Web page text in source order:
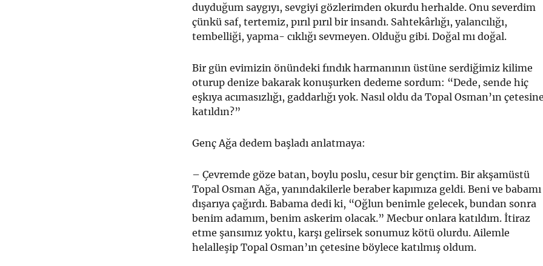
duyduğum saygıyı, sevgiyi gözlerimden okurdu herhalde. Onu severdim
çünkü saf, tertemiz, pırıl pırıl bir insandı. Sahtekârlığı, yalancılığı,
tembelliği, yapma- cıklığı sevmeyen. Olduğu gibi. Doğal mı doğal.
Bir gün evimizin önündeki fındık harmanının üstüne ser­diğimiz kilime
oturup denize bakarak konuşurken dede­me sordum: “Dede, sende hiç
eşkıya acımasızlığı, gaddarlığı yok. Nasıl oldu da Topal Osman’ın
katıldın?”
Genç Ağa dedem başladı anlatmaya:
– Çevremde göze batan, boylu poslu, cesur bir gençtim. Bir akşamüstü
Topal Osman Ağa, yanındakilerle beraber ka­pımıza geldi. Beni ve babamı
dışarıya çağırdı. Babama de­di ki, “Oğlun benimle gelecek, bundan sonra
benim ada­mım, benim askerim olacak.” Mecbur onlara katıldım. İti­raz
etme şansımız yoktu, karşı gelirsek sonumuz kötü olur­du. Ailemle
helalleşip Topal Osman’ın çetesine böylece ka­tılmış oldum.